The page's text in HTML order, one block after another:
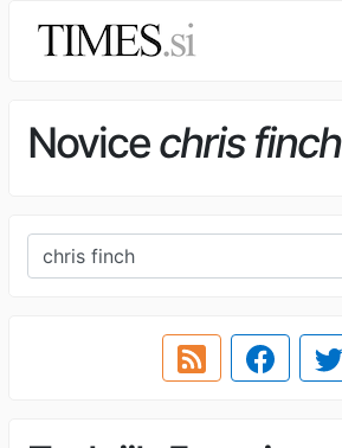
Novicechris finch